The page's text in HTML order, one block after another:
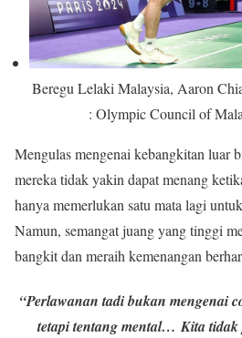
Beregu Lelaki Malaysia, Aaron
: Olympic Council of
Mengulas mengenai kebangkitan luar
mereka tidak yakin dapat menang
hanya memerlukan satu mata lagi
Namun, semangat juang yang tinggi
bangkit dan meraih kemenangan
“Perlawanan tadi bukan mengenai
tetapi tentang mental… Kita tidak